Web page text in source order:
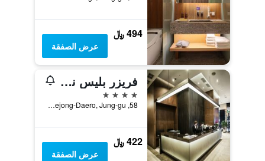
494 ﷼
عرض الصفقة
فريزر بليس نامدايمون سول
4 نجوم
58, Sejong-Daero, Jung-gu, سيول, كوريا الجنوبية
422 ﷼
عرض الصفقة